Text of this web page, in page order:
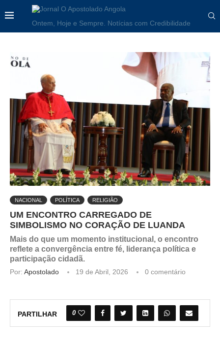
Ontem, Hoje e Sempre. Notícias com Credibilidade
NACIONAL POLÍTICA RELIGIÃO
UM ENCONTRO CARREGADO DE
SIMBOLISMO NO CORAÇÃO DE LUANDA
Mais do que um momento institucional, o encontro
reflete a convergência entre fé, liderança política e
participação cidadã.
Por: Apostolado 19 de Abril, 2026 0 comentário
PARTILHAR 0